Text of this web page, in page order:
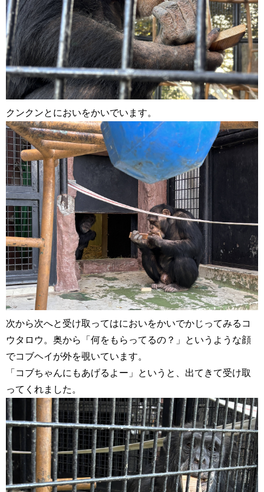
クンクンとにおいをかいでいます。
次から次へと受け取ってはにおいをかいでかじってみるコ
ウタロウ。奥から「何をもらってるの？」というような顔
でコブヘイが外を覗いています。
「コブちゃんにもあげるよー」というと、出てきて受け取
ってくれました。